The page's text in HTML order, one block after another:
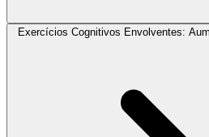
Exercícios Cognitivos Envolventes: